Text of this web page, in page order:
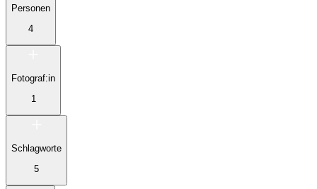
Personen
4
Fotograf:in
1
Schlagworte
5